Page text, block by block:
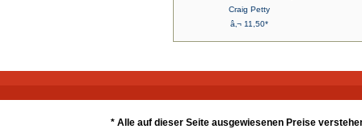
Craig Petty
â‚¬ 11,50*
* Alle auf dieser Seite ausgewiesenen Preise